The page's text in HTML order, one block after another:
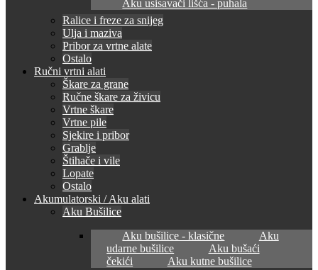
Aku usisavači lišća - puhala
Ralice i freze za snijeg
Ulja i maziva
Pribor za vrtne alate
Ostalo
Ručni vrtni alati
Škare za grane
Ručne škare za živicu
Vrtne škare
Vrtne pile
Sjekire i pribor
Grablje
Štihače i vile
Lopate
Ostalo
Akumulatorski / Aku alati
Aku Bušilice
Aku bušilice - klasične
Aku
udarne bušilice
Aku bušaći
čekići
Aku kutne bušilice